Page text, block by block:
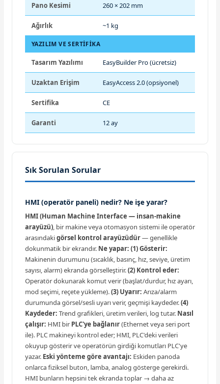
Pano Kesimi 260 × 202 mm
Ağırlık ~1 kg
YAZILIM VE SERTIFIKA
Tasarım Yazılımı EasyBuilder Pro (ücretsiz)
Uzaktan Erişim EasyAccess 2.0 (opsiyonel)
Sertifika CE
Garanti 12 ay
Sık Sorulan Sorular
HMI (operatör paneli) nedir? Ne işe yarar?
HMI (Human Machine Interface — insan-makine
arayüzü), bir makine veya otomasyon sistemi ile operatör
arasındakigörsel kontrol arayüzüdür— genellikle
dokunmatik bir ekrandır. Ne yapar: (1) Gösterir:
Makinenin durumunu (sıcaklık, basınç, hız, seviye, üretim
sayısı, alarm) ekranda görselleştirir.(2) Kontrol eder:
Operatör dokunarak komut verir (başlat/durdur, hız ayarı,
mod seçimi, reçete yükleme).(3) Uyarır: Arıza/alarm
durumunda görsel/sesli uyarı verir, geçmişi kaydeder.(4)
Kaydeder: Trend grafikleri, üretim verileri, log tutar. Nasıl
çalışır: HMI bir PLC'ye bağlanır(Ethernet veya seri port
ile). PLC makineyi kontrol eder; HMI, PLC'deki verileri
okuyup gösterir ve operatörün girdiği komutları PLC'ye
yazar. Eski yönteme göre avantajı: Eskiden panoda
onlarca fiziksel buton, lamba, analog gösterge gerekirdi.
HMI bunların hepsini tek ekranda toplar → daha az